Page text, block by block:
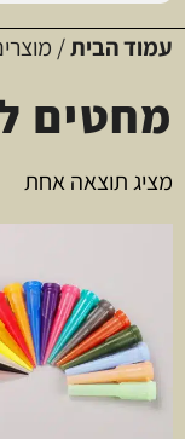
עמוד הבית/
מחטים
מציג תוצאה אחת